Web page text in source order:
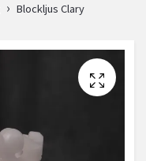
Blockljus Clary